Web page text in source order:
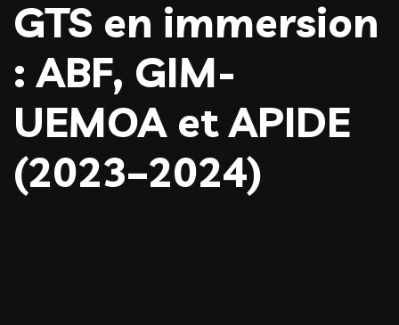
GTS en immersion
: ABF, GIM-
UEMOA et APIDE
(2023–2024)